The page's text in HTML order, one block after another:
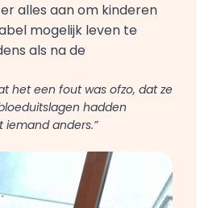
alles aan om kinderen
mogelijk leven te
als na de
het een fout was ofzo, dat ze
hadden
iemand anders.”